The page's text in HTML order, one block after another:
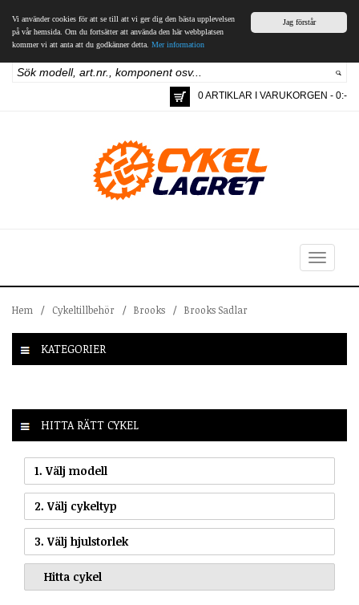
Jag förstår
Vi använder cookies för att se till att vi ger dig den bästa upplevelsen
på vår hemsida. Om du fortsätter att använda den här webbplatsen
kommer vi att anta att du godkänner detta. Mer information
0 ARTIKLAR I VARUKORGEN - 0:-
Toggle
navigation
Hem / Cykeltillbehör / Brooks / Brooks Sadlar
KATEGORIER
HITTA RÄTT CYKEL
1. Välj modell
2. Välj cykeltyp
3. Välj hjulstorlek